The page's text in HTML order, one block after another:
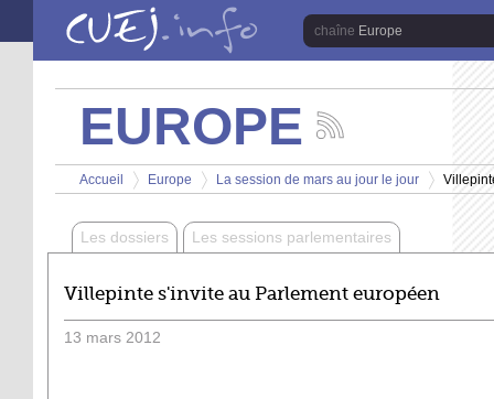
Aller au contenu principal
Europe
EUROPE
les
actualités
de
chaîne
Europe
Vous êtes ici
Accueil
>
Europe
>
La session de mars au jour le jour
>
Les dossiers Les sessions parlementaires
Villepinte s'invite au Parlement européen
13 mars 2012